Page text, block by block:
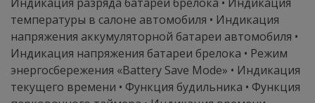
температуры в салоне автомобиля • Индикация
напряжения аккумуляторной батареи автомобиля •
Индикация напряжения батареи брелока • Режим
энергосбережения «Battery Save Mode» • Индикация
текущего времени • Функция будильника • Функция